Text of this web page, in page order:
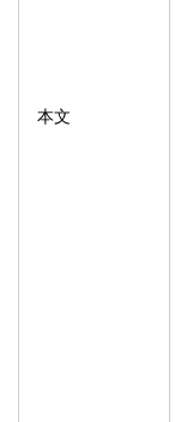
本文